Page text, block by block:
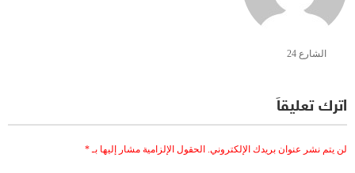
الشارع 24
اترك تعليقاً
لن يتم نشر عنوان بريدك الإلكتروني. الحقول الإلزامية مشار إليها بـ*